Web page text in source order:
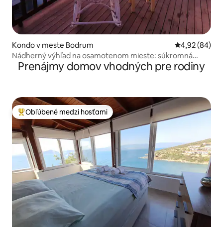
Kondo v meste Bodrum Priemerné
4,92 (84)
Nádherný výhľad na osamotenom mieste: súkromná
terasa
Prenájmy domov vhodných pre rodiny
Najobľúbenejšie medzi hosťami
Obľúbené medzi hosťami